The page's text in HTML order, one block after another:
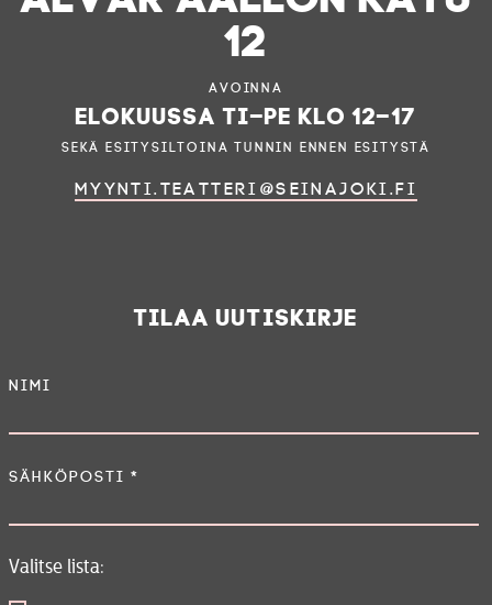
12
Avoinna
elokuussa ti–pe klo 12–17
sekä esitysiltoina tunnin ennen esitystä
myynti.teatteri@seinajoki.fi
Tilaa uutiskirje
Nimi
Sähköposti *
Valitse lista: